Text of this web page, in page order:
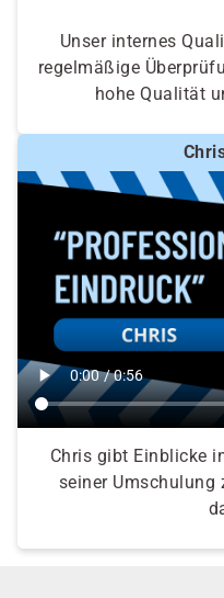
Unser internes
regelmäßige
hohe Qualität
Chris gibt Einblicke
seiner